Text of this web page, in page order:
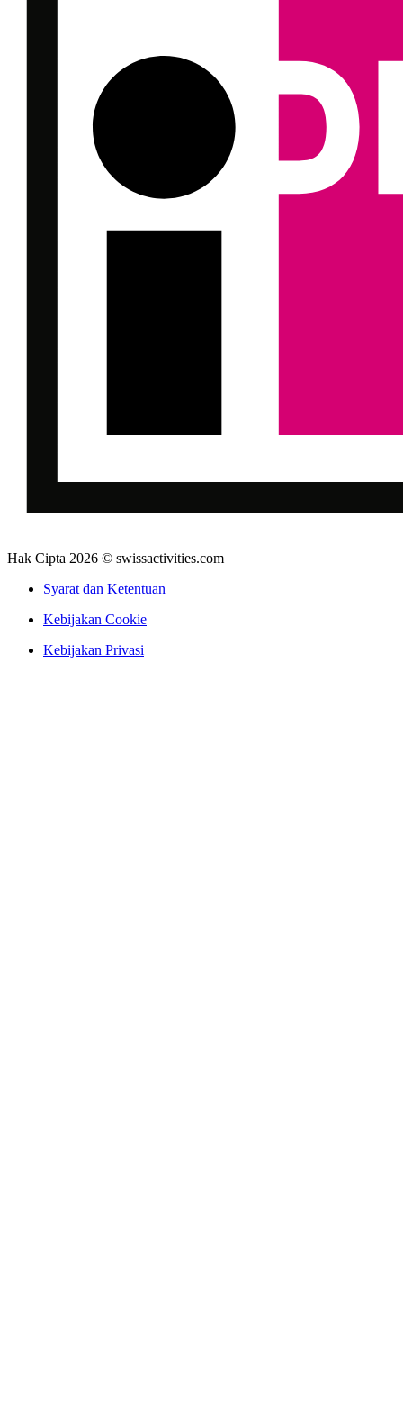
Hak Cipta 2026 © swissactivities.com
Syarat dan Ketentuan
Kebijakan Cookie
Kebijakan Privasi